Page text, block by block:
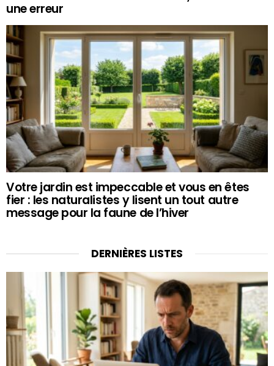
une erreur
Votre jardin est impeccable et vous en êtes
fier : les naturalistes y lisent un tout autre
message pour la faune de l’hiver
DERNIÈRES LISTES